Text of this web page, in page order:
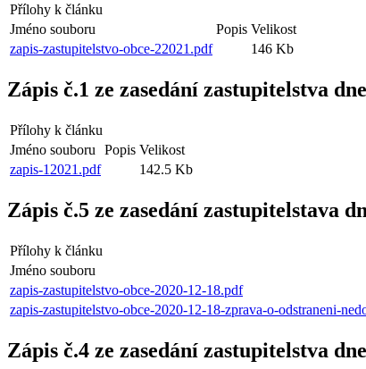
Přílohy k článku
Jméno souboru
Popis Velikost
zapis-zastupitelstvo-obce-22021.pdf
146 Kb
Zápis č.1 ze zasedání zastupitelstva
Přílohy k článku
Jméno souboru
Popis Velikost
zapis-12021.pdf
142.5 Kb
Zápis č.5 ze zasedání zastupitelstava
Přílohy k článku
Jméno souboru
zapis-zastupitelstvo-obce-2020-12-18.pdf
zapis-zastupitelstvo-obce-2020-12-18-zprava-o-odstraneni-
Zápis č.4 ze zasedání zastupitelstva